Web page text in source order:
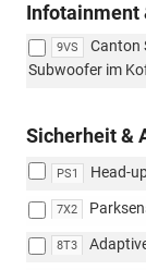
Infotainment
9VS
Canton
Subwoofer im
Sicherheit &
PS1 Head-
7X2
8T3